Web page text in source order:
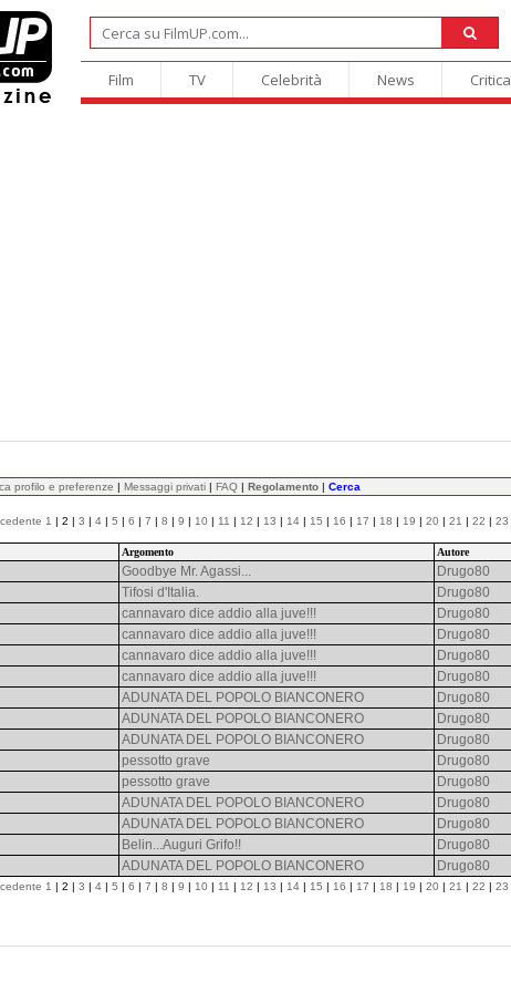
Film TV Celebrità News Critica
profilo e preferenze | Messaggi privati | FAQ | Regolamento | Cerca
1 | 2 | 3 | 4 | 5 | 6 | 7 | 8 | 9 | 10 | 11 | 12 | 13 | 14 | 15 | 16 | 17 | 18 | 19 | 20 | 21 | 22 | 23
Argomento Autore
Goodbye Mr. Agassi... Drugo80
Tifosi d'Italia. Drugo80
cannavaro dice addio alla juve!!! Drugo80
cannavaro dice addio alla juve!!! Drugo80
cannavaro dice addio alla juve!!! Drugo80
cannavaro dice addio alla juve!!! Drugo80
ADUNATA DEL POPOLO BIANCONERO Drugo80
ADUNATA DEL POPOLO BIANCONERO Drugo80
ADUNATA DEL POPOLO BIANCONERO Drugo80
pessotto grave Drugo80
pessotto grave Drugo80
ADUNATA DEL POPOLO BIANCONERO Drugo80
ADUNATA DEL POPOLO BIANCONERO Drugo80
Belin...Auguri Grifo!! Drugo80
ADUNATA DEL POPOLO BIANCONERO Drugo80
1 | 2 | 3 | 4 | 5 | 6 | 7 | 8 | 9 | 10 | 11 | 12 | 13 | 14 | 15 | 16 | 17 | 18 | 19 | 20 | 21 | 22 | 23